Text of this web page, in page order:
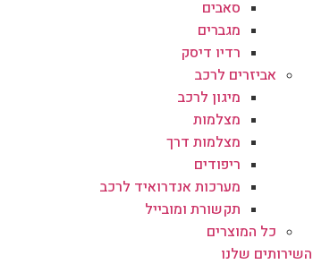
סאבים
מגברים
רדיו דיסק
אביזרים לרכב
מיגון לרכב
מצלמות
מצלמות דרך
ריפודים
מערכות אנדרואיד לרכב
תקשורת ומובייל
כל המוצרים
השירותים שלנו